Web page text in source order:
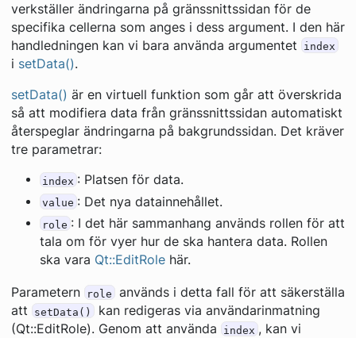
verkställer ändringarna på gränssnittssidan för de
specifika cellerna som anges i dess argument. I den här
handledningen kan vi bara använda argumentet
index
i setData().
setData() är en virtuell funktion som går att överskrida
så att modifiera data från gränssnittssidan automatiskt
återspeglar ändringarna på bakgrundssidan. Det kräver
tre parametrar:
index : Platsen för data.
value : Det nya datainnehållet.
role : I det här sammanhang används rollen för att
tala om för vyer hur de ska hantera data. Rollen
ska vara Qt::EditRolehär.
Parametern role
används i detta fall för att säkerställa
att
setData()
kan redigeras via användarinmatning
(Qt::EditRole). Genom att använda
index , kan vi